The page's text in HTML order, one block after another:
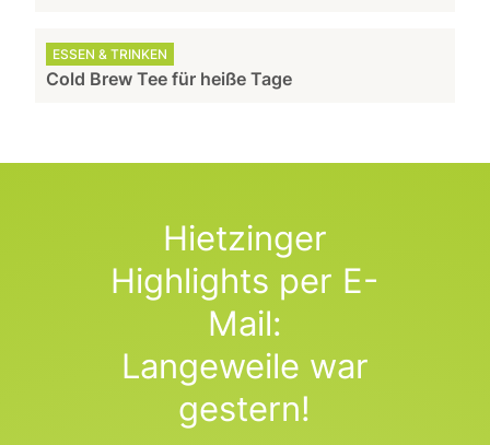
ESSEN & TRINKEN
Cold Brew Tee für heiße Tage
Hietzinger
Highlights per E-
Mail:
Langeweile war
gestern!